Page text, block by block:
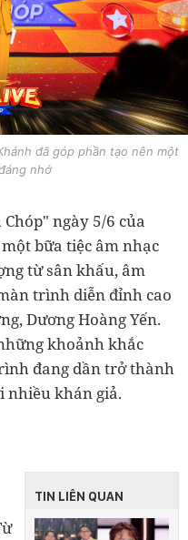
đã góp phần tạo nên một
nhớ
ngày 5/6 của
bữa tiệc âm nhạc
từ sân khấu, âm
trình diễn đỉnh cao
Dương Hoàng Yến.
khoảnh khắc
đang dần trở thành
nhiều khán giả.
TIN LIÊN QUAN